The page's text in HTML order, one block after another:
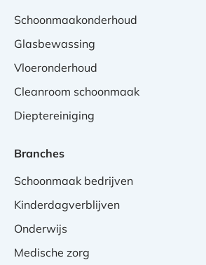
Schoonmaakonderhoud
Glasbewassing
Vloeronderhoud
Cleanroom schoonmaak
Dieptereiniging
Branches
Schoonmaak bedrijven
Kinderdagverblijven
Onderwijs
Medische zorg